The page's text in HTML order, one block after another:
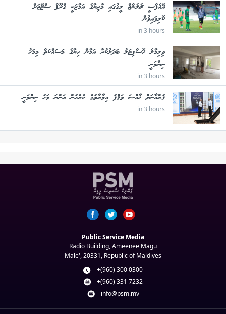
އޭއެފްސީ ޗެލެންޖް ލީގުގައި މާޒިޔާގެ އަމާޒަކީ ގްރޫޕް ސްޓޭޖަށް
ކޮލިފައިވުން
in 3 hours
ވިލިމާލެ ހޮސްޕިޓަލު ބަދަލުކުރާ އަމާން ހިޔާގެ މަސައްކަތް މިމަހު
ނިންމަނީ
in 3 hours
ޤުރްއާނަށް ޚާއްޞަ ވަޤްފު އިމާރާތުގެ ކުރެހުން އަންނަ މަހު ނިންމަނީ
in 3 hours
Public Service Media
Radio Building, Ameenee Magu
Male', 20331, Republic of Maldives
+(960) 300 0300
+(960) 331 7232
info@psm.mv